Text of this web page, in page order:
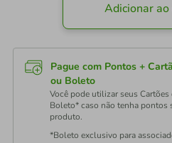
Adicionar
Pague com Pontos +
ou Boleto
Você pode utilizar seus
Boleto* caso não tenha pontos
produto.
*Boleto exclusivo para